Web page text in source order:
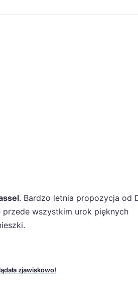
. Bardzo letnia propozycja od
przede wszystkim urok pięknych
zjawiskowo!